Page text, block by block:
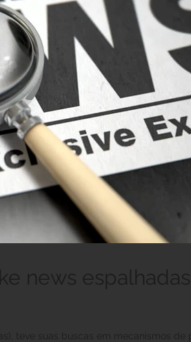
news espalhadas